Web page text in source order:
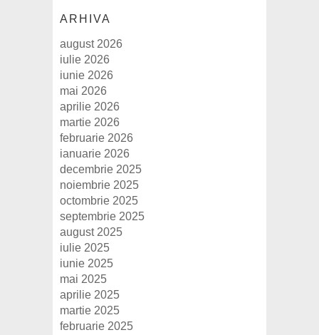
ARHIVA
august 2026
iulie 2026
iunie 2026
mai 2026
aprilie 2026
martie 2026
februarie 2026
ianuarie 2026
decembrie 2025
noiembrie 2025
octombrie 2025
septembrie 2025
august 2025
iulie 2025
iunie 2025
mai 2025
aprilie 2025
martie 2025
februarie 2025